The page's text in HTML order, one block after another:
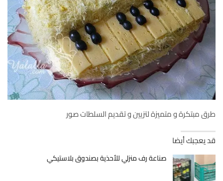
طرق مبتكرة و متميزة لتزيين و تقديم السلطات صور
قد يعجبك أيضا
صناعة رف منزلي للأحذية بصندوق بلاستيكي